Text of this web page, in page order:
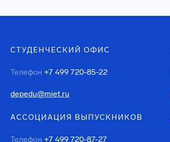
СТУДЕНЧЕСКИЙ ОФИС
Телефон +7 499 720-85-22
depedu@miet.ru
АССОЦИАЦИЯ ВЫПУСКНИКОВ
Телефон +7 499 720-87-27